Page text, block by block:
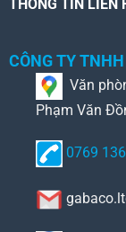
THÔNG TIN LIÊN
CÔNG TY
Văn
Phạm Văn
0769